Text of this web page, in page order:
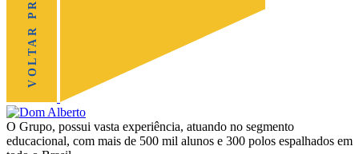
O Grupo, possui vasta experiência, atuando no segmento
educacional, com mais de 500 mil alunos e 300 polos espalhados em